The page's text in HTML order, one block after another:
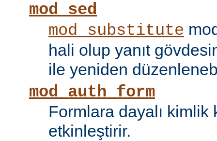
mod_sed
mod_substitute
hali olup yanıt
ile yeniden
mod_auth_form
Formlara dayalı kimlik
etkinleştirir.